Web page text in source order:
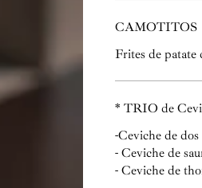
CAMOTITOS
Frites de patate
* TRIO de
-Ceviche de
- Ceviche de
- Ceviche de